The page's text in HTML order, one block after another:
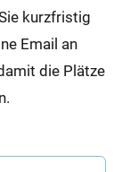
kurzfristig
Email an
die Plätze